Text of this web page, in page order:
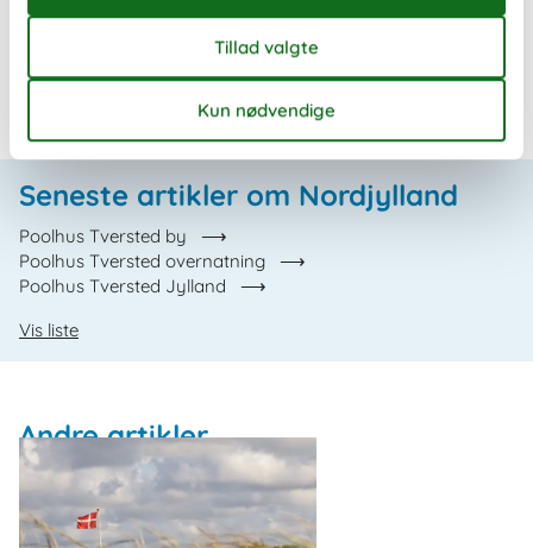
Tversted
Seneste artikler om Nordjylland
Poolhus Tversted by
Poolhus Tversted overnatning
Poolhus Tversted Jylland
Vis liste
Andre artikler